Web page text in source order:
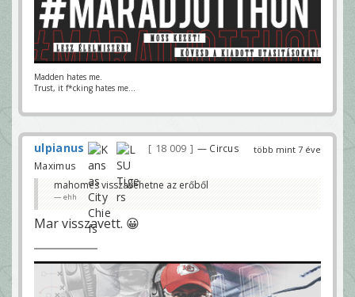
Madden hates me.
Trust, it f*cking hates me...
több mint 7 éve
ulpianus 18 009
— Circus
Maximus
mahomes visszavehetne az erőből
ehh
Mar visszavett. 😀